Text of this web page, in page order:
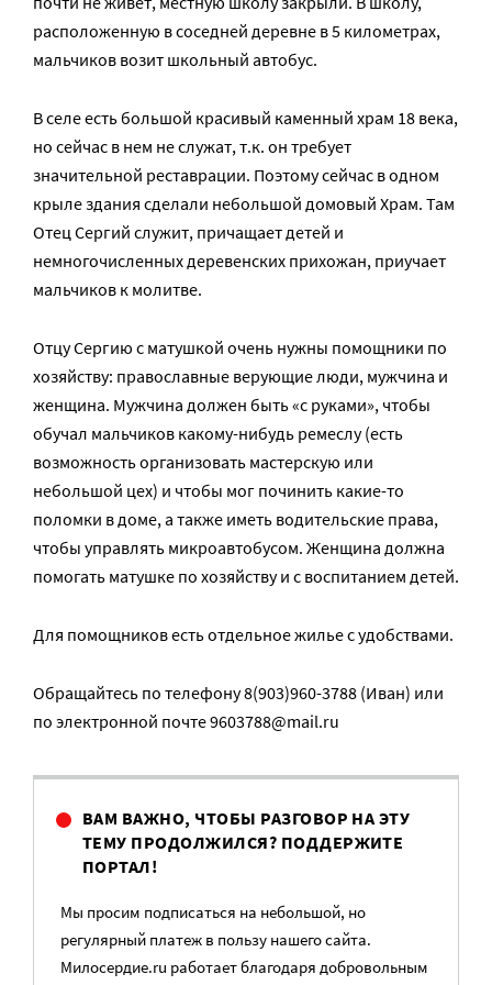
расположенную в соседней деревне в 5 километрах,
мальчиков возит школьный автобус.
В селе есть большой красивый каменный храм 18 века,
но сейчас в нем не служат, т.к. он требует
значительной реставрации. Поэтому сейчас в одном
крыле здания сделали небольшой домовый Храм. Там
Отец Сергий служит, причащает детей и
немногочисленных деревенских прихожан, приучает
мальчиков к молитве.
Отцу Сергию с матушкой очень нужны помощники по
хозяйству: православные верующие люди, мужчина и
женщина. Мужчина должен быть «с руками», чтобы
обучал мальчиков какому-нибудь ремеслу (есть
возможность организовать мастерскую или
небольшой цех) и чтобы мог починить какие-то
поломки в доме, а также иметь водительские права,
чтобы управлять микроавтобусом. Женщина должна
помогать матушке по хозяйству и с воспитанием детей.
Для помощников есть отдельное жилье с удобствами.
Обращайтесь по телефону 8(903)960-3788 (Иван) или
по электронной почте 9603788@mail.ru
ВАМ ВАЖНО, ЧТОБЫ РАЗГОВОР НА ЭТУ
ТЕМУ ПРОДОЛЖИЛСЯ? ПОДДЕРЖИТЕ
ПОРТАЛ!
Мы просим подписаться на небольшой, но
регулярный платеж в пользу нашего сайта.
Милосердие.ru работает благодаря добровольным